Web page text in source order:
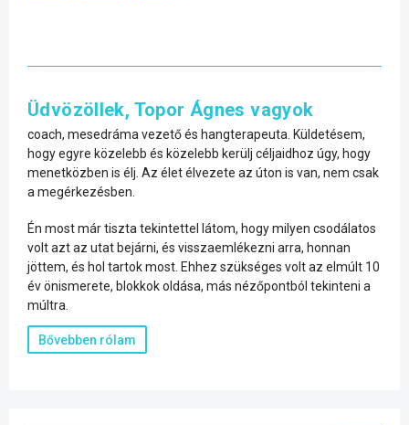
Üdvözöllek, Topor Ágnes vagyok
coach, mesedráma vezető és hangterapeuta. Küldetésem,
hogy egyre közelebb és közelebb kerülj céljaidhoz úgy, hogy
menetközben is élj. Az élet élvezete az úton is van, nem csak
a megérkezésben.
Én most már tiszta tekintettel látom, hogy milyen csodálatos
volt azt az utat bejárni, és visszaemlékezni arra, honnan
jöttem, és hol tartok most. Ehhez szükséges volt az elmúlt 10
év önismerete, blokkok oldása, más nézőpontból tekinteni a
múltra.
Bővebben rólam